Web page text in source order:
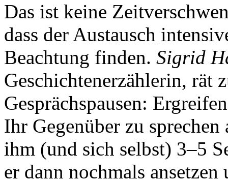
Das ist keine
dass der Austausch
Beachtung finden. Sigrid
Geschichtenerzählerin, rät
Gesprächspausen:
Ihr Gegenüber zu
ihm (und sich selbst) 3–5
er dann nochmals